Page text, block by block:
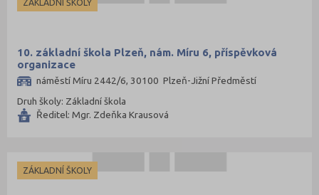
ZÁKLADNÍ ŠKOLY
10. základní škola Plzeň, nám. Míru 6, příspěvková
organizace
náměstí Míru 2442/6, 30100 Plzeň-Jižní Předměstí
Druh školy: Základní škola
Ředitel: Mgr. Zdeňka Krausová
ZÁKLADNÍ ŠKOLY